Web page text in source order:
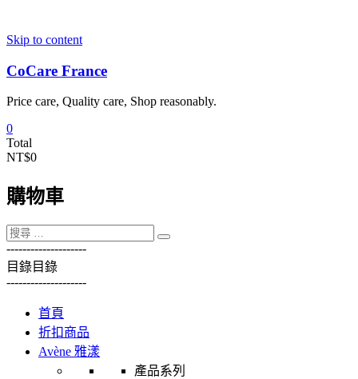
Skip to content
CoCare France
Price care, Quality care, Shop reasonably.
0
Total
NT$0
購物車
--------------------
目錄目錄
--------------------
首頁
折扣商品
Avène 雅漾
產品系列